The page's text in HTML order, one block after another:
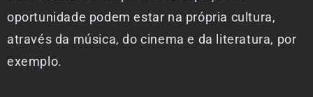
oportunidade podem estar na própria cultura,
através da música, do cinema e da literatura, por
exemplo.